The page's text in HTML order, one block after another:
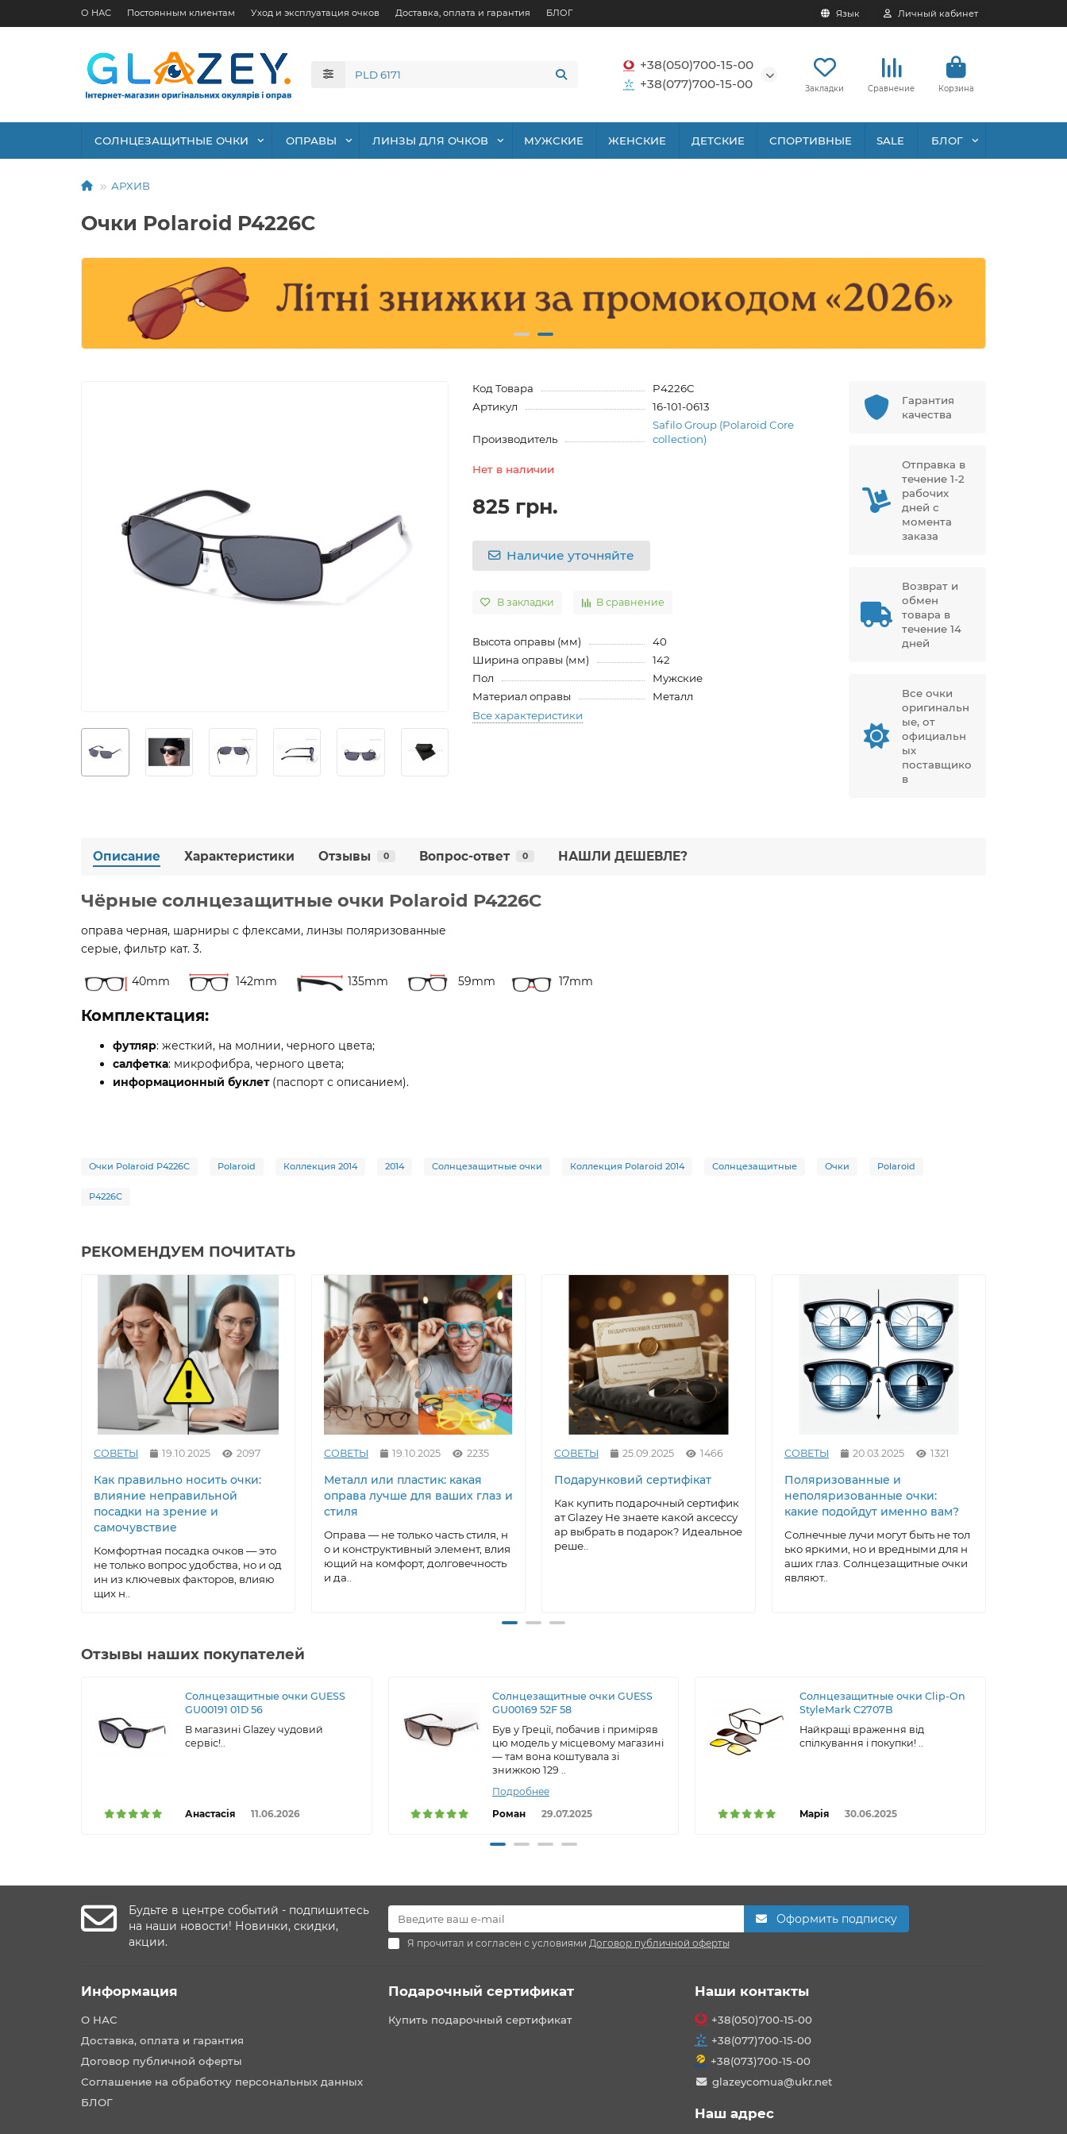
О НАС Постоянным клиентам Уход и эксплуатация очков Доставка, оплата и гарантия БЛОГ Язык Личный кабинет
+38(050)700-15-00
+38(077)700-15-00
Закладки Сравнение Корзина
СОЛНЦЕЗАЩИТНЫЕ ОЧКИ ОПРАВЫ ЛИНЗЫ ДЛЯ ОЧКОВ МУЖСКИЕ ЖЕНСКИЕ ДЕТСКИЕ СПОРТИВНЫЕ SALE БЛОГ
АРХИВ
Очки Polaroid P4226C
Код Товара
P4226C
Артикул
16-101-0613
Производитель
Safilo Group (Polaroid Core
collection)
Нет в наличии
825 грн.
Наличие уточняйте
В закладки В сравнение
Высота оправы (мм)
40
Ширина оправы (мм)
142
Пол
Мужские
Материал оправы
Металл
Все характеристики
Гарантия
качества
Отправка в
течение 1-2
рабочих
дней с
момента
заказа
Возврат и
обмен
товара в
течение 14
дней
Все очки
оригинальн
ые, от
официальн
ых
поставщико
в
Описание Характеристики Отзывы 0 Вопрос-ответ 0 НАШЛИ ДЕШЕВЛЕ?
Чёрные солнцезащитные очки Polaroid P4226C
оправа черная, шарниры с флексами, линзы поляризованные
серые, фильтр кат. 3.
40mm 142mm 135mm 59mm 17mm
Комплектация:
футляр: жесткий, на молнии, черного цвета;
салфетка: микрофибра, черного цвета;
информационный буклет(паспорт с описанием).
Очки Polaroid P4226C Polaroid Коллекция 2014 2014 Солнцезащитные очки Коллекция Polaroid 2014 Солнцезащитные Очки Polaroid
P4226C
РЕКОМЕНДУЕМ ПОЧИТАТЬ
СОВЕТЫ 19.10.2025 2097
Как правильно носить очки:
влияние неправильной
посадки на зрение и
самочувствие
Комфортная посадка очков — это
не только вопрос удобства, но и од
ин из ключевых факторов, влияю
щих н..
СОВЕТЫ 19.10.2025 2235
Металл или пластик: какая
оправа лучше для ваших глаз и
стиля
Оправа — не только часть стиля, н
о и конструктивный элемент, влия
ющий на комфорт, долговечность
и да..
СОВЕТЫ 25.09.2025 1466
Подарунковий сертифікат
Как купить подарочный сертифик
ат Glazey Не знаете какой аксессу
ар выбрать в подарок? Идеальное
реше..
СОВЕТЫ 20.03.2025 1321
Поляризованные и
неполяризованные очки:
какие подойдут именно вам?
Солнечные лучи могут быть не тол
ько яркими, но и вредными для н
аших глаз. Солнцезащитные очки
являют..
Отзывы наших покупателей
Солнцезащитные очки GUESS
GU00191 01D 56
В магазині Glazey чудовий
сервіс!..
Анастасія 11.06.2026
Солнцезащитные очки GUESS
GU00169 52F 58
Був у Греції, побачив і приміряв
цю модель у місцевому магазині
— там вона коштувала зі
знижкою 129 ..
Подробнее
Роман
29.07.2025
Солнцезащитные очки Clip-On
StyleMark C2707B
Найкращі враження від
спілкування і покупки! ..
Марія 30.06.2025
Будьте в центре событий - подпишитесь
на наши новости! Новинки, скидки,
акции.
Оформить подписку
Я прочитал и согласен с условиями Договор публичной оферты
Информация
О НАС
Доставка, оплата и гарантия
Договор публичной оферты
Соглашение на обработку персональных данных
БЛОГ
Подарочный сертификат
Купить подарочный сертификат
Наши контакты
+38(050)700-15-00
+38(077)700-15-00
+38(073)700-15-00
glazeycomua@ukr.net
Наш адрес